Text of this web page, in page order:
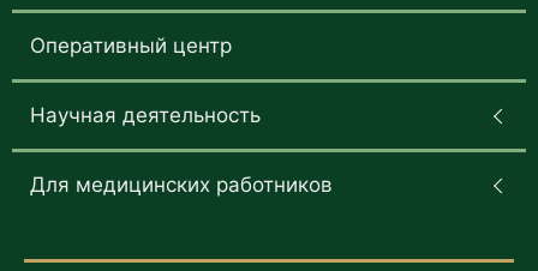
Оперативный центр
Научная деятельность
Для медицинских работников